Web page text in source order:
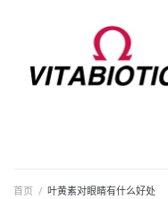
首页 / 叶黄素对眼睛有什么好处